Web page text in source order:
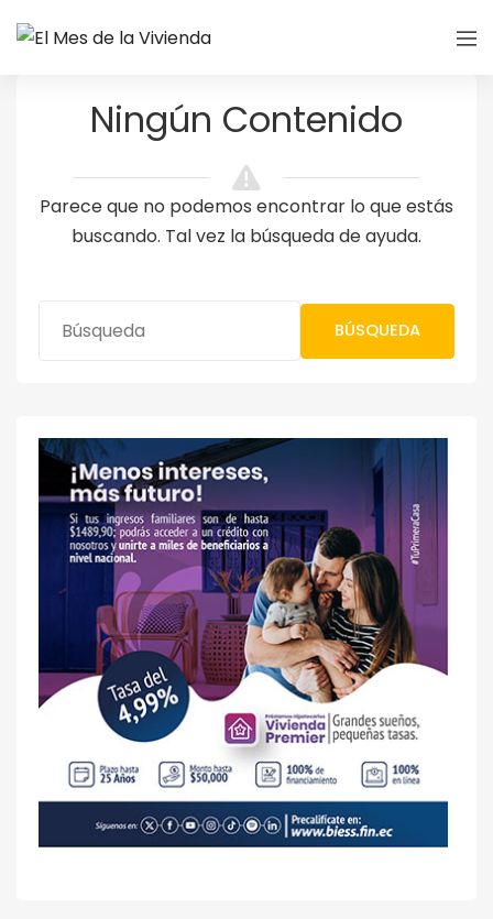
Ningún Contenido
Parece que no podemos encontrar lo que estás
buscando. Tal vez la búsqueda de ayuda.
BÚSQUEDA